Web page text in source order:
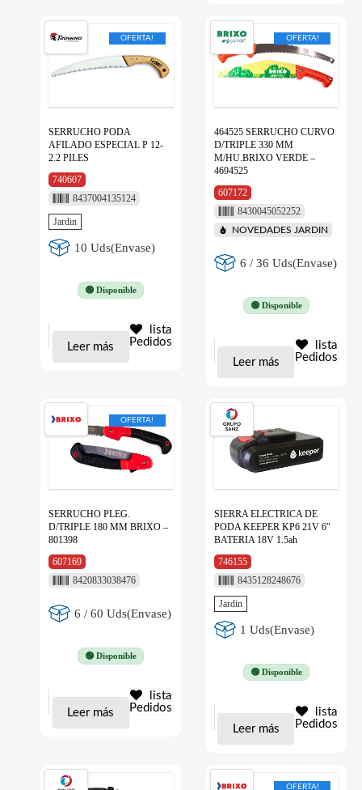
OFERTA!
SERRUCHO PODA
AFILADO ESPECIAL P 12-
2.2 PILES
740607
8437004135124
Jardin
10 Uds(Envase)
🟢 Disponible
Leer más
lista
Pedidos
OFERTA!
464525 SERRUCHO CURVO
D/TRIPLE 330 MM
M/HU.BRIXO VERDE –
4694525
607172
8430045052252
NOVEDADES JARDIN
6 / 36 Uds(Envase)
🟢 Disponible
Leer más
lista
Pedidos
OFERTA!
SERRUCHO PLEG.
D/TRIPLE 180 MM BRIXO –
801398
607169
8420833038476
6 / 60 Uds(Envase)
🟢 Disponible
Leer más
lista
Pedidos
SIERRA ELECTRICA DE
PODA KEEPER KP6 21V 6″
BATERIA 18V 1.5ah
746155
8435128248676
Jardin
1 Uds(Envase)
🟢 Disponible
Leer más
lista
Pedidos
OFERTA!